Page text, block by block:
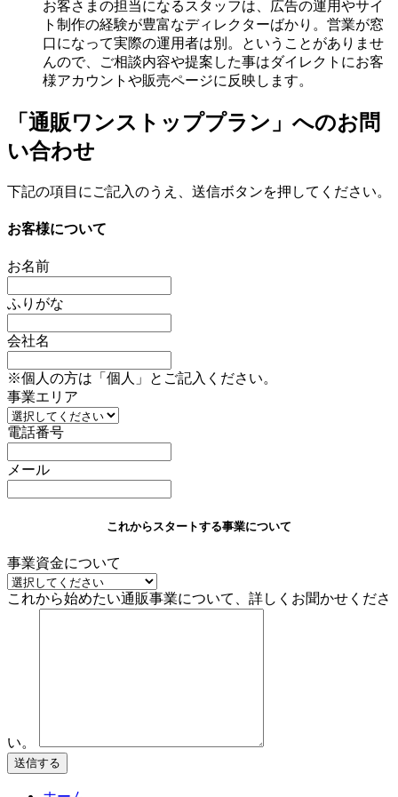
お客さまの担当になるスタッフは、広告の運用やサイ
ト制作の経験が豊富なディレクターばかり。営業が窓
口になって実際の運用者は別。ということがありませ
んので、ご相談内容や提案した事はダイレクトにお客
様アカウントや販売ページに反映 します。
「通販ワンストッププラン」へのお問
い合わせ
下記の項目にご記入のうえ、送信ボタンを押してください。
お客様について
お名前
ふりがな
会社名
※個人の方は「個人」とご記入ください。
事業エリア
電話番号
メール
これからスタートする事業について
事業資金について
これから始めたい通販事業について、詳しくお聞かせくださ
い。
送信する